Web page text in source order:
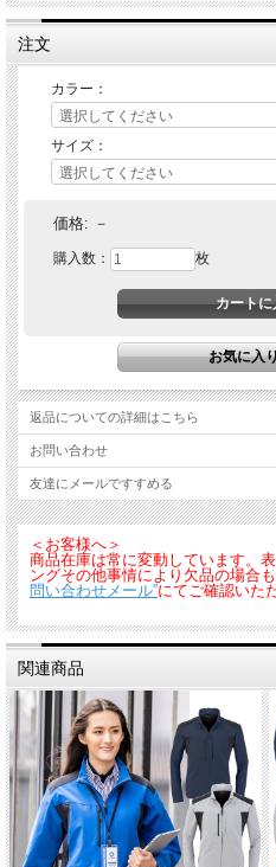
重さが従来のＴＣ素材の約半分！超軽量
ストレッチ素材でノンストレスな着用感
注文
カラー：
サイズ：
価格: －
購入数： 枚
返品についての詳細はこちら
お問い合わせ
友達にメールですすめる
＜お客様へ＞
商品在庫は常に変動しています。
ングその他事情により欠品の場合
問い合わせメール”にてご確認いた
関連商品